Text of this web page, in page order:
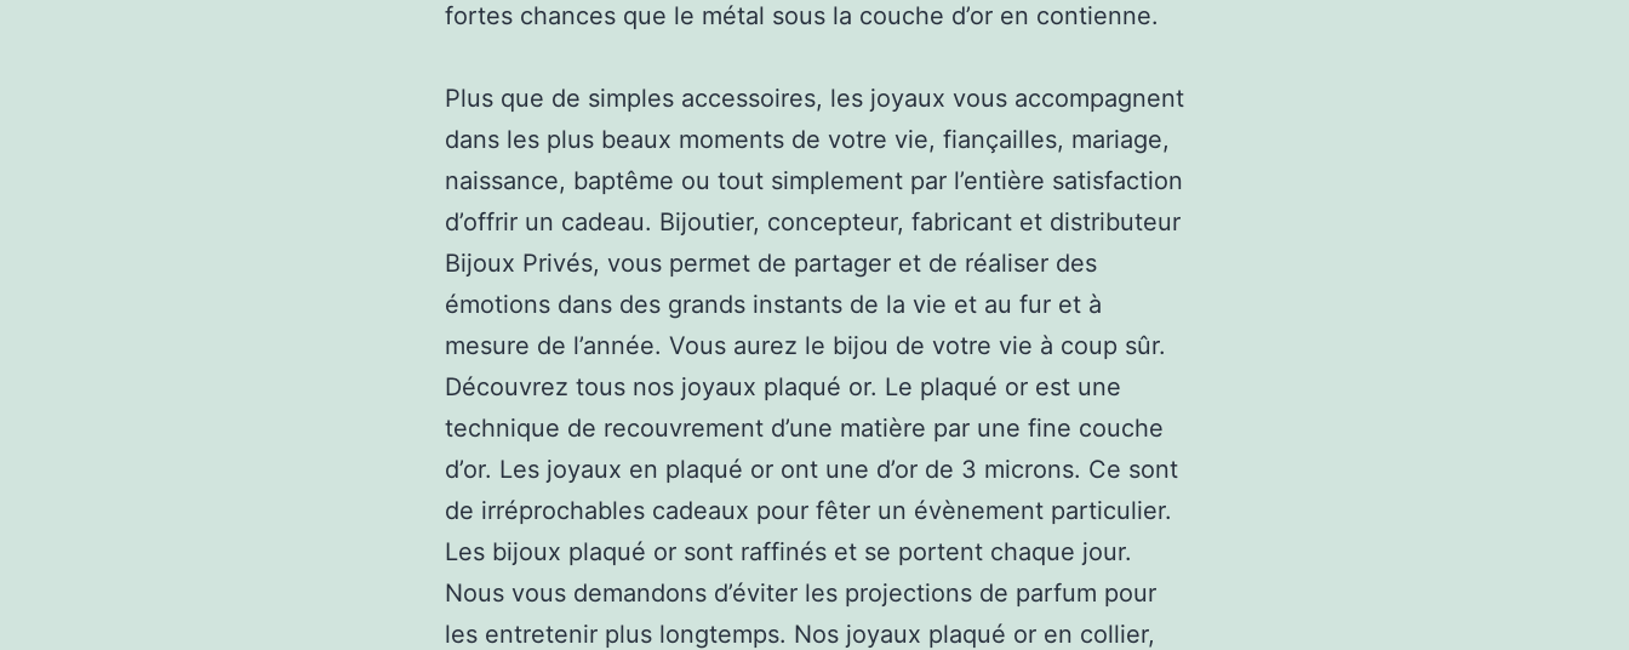
fortes chances que le métal sous la couche d’or en contienne.
Plus que de simples accessoires, les joyaux vous accompagnent
dans les plus beaux moments de votre vie, fiançailles, mariage,
naissance, baptême ou tout simplement par l’entière satisfaction
d’offrir un cadeau. Bijoutier, concepteur, fabricant et distributeur
Bijoux Privés, vous permet de partager et de réaliser des
émotions dans des grands instants de la vie et au fur et à
mesure de l’année. Vous aurez le bijou de votre vie à coup sûr.
Découvrez tous nos joyaux plaqué or. Le plaqué or est une
technique de recouvrement d’une matière par une fine couche
d’or. Les joyaux en plaqué or ont une d’or de 3 microns. Ce sont
de irréprochables cadeaux pour fêter un évènement particulier.
Les bijoux plaqué or sont raffinés et se portent chaque jour.
Nous vous demandons d’éviter les projections de parfum pour
les entretenir plus longtemps. Nos joyaux plaqué or en collier,